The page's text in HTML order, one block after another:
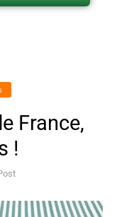
France,
!